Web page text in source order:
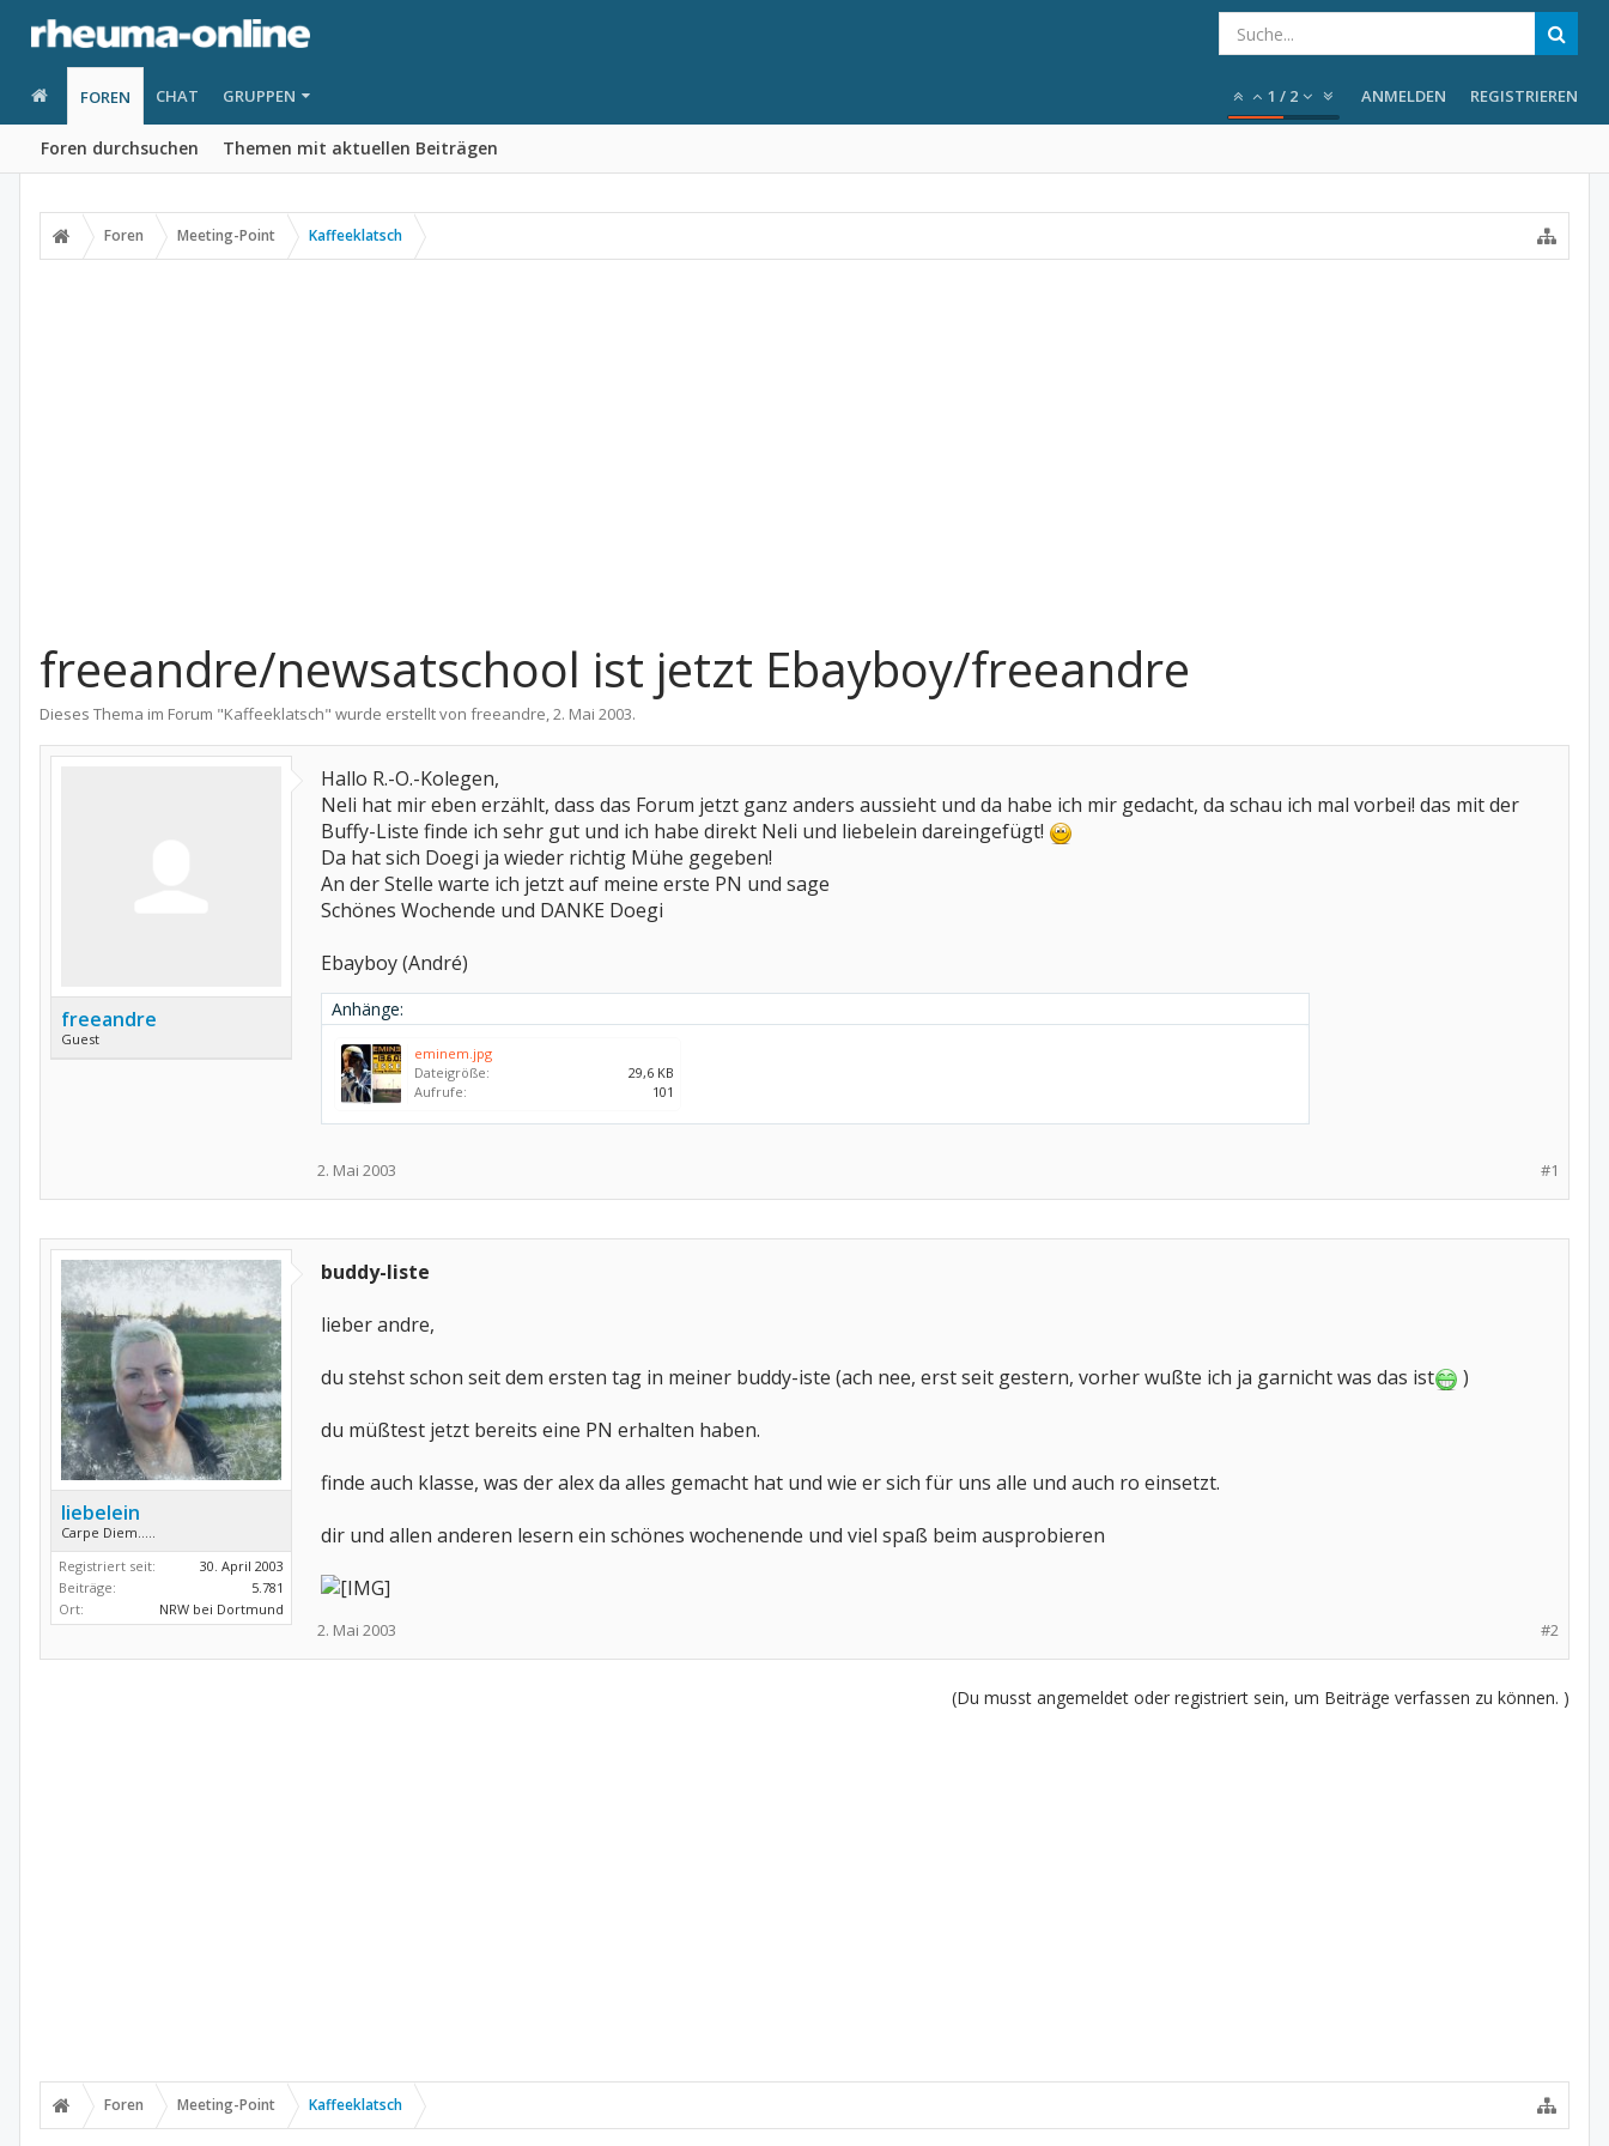
FOREN
Foren durchsuchen Themen mit aktuellen Beiträgen
CHAT GRUPPEN 1 / 2 ANMELDEN REGISTRIEREN
Foren Meeting-Point Kaffeeklatsch
freeandre/newsatschool ist jetzt Ebayboy/freeandre
Dieses Thema im Forum "Kaffeeklatsch" wurde erstellt von freeandre,2. Mai 2003.
freeandre
Guest
Hallo R.-O.-Kolegen,
Neli hat mir eben erzählt, dass das Forum jetzt ganz anders aussieht und da habe ich mir gedacht, da schau ich mal vorbei! das mit der
Buffy-Liste finde ich sehr gut und ich habe direkt Neli und liebelein dareingefügt!
Da hat sich Doegi ja wieder richtig Mühe gegeben!
An der Stelle warte ich jetzt auf meine erste PN und sage
Schönes Wochende und DANKE Doegi
Ebayboy (André)
Anhänge:
eminem.jpg
Dateigröße:
29,6 KB
Aufrufe:
101
#1
2. Mai 2003
liebelein
Carpe Diem.....
Registriert seit:
30. April 2003
Beiträge:
5.781
Ort:
NRW bei Dortmund
buddy-liste
lieber andre,
du stehst schon seit dem ersten tag in meiner buddy-iste (ach nee, erst seit gestern, vorher wußte ich ja garnicht was das ist
)
du müßtest jetzt bereits eine PN erhalten haben.
finde auch klasse, was der alex da alles gemacht hat und wie er sich für uns alle und auch ro einsetzt.
dir und allen anderen lesern ein schönes wochenende und viel spaß beim ausprobieren
#2
2. Mai 2003
(Du musst angemeldet oder registriert sein, um Beiträge verfassen zu können. )
Foren Meeting-Point Kaffeeklatsch